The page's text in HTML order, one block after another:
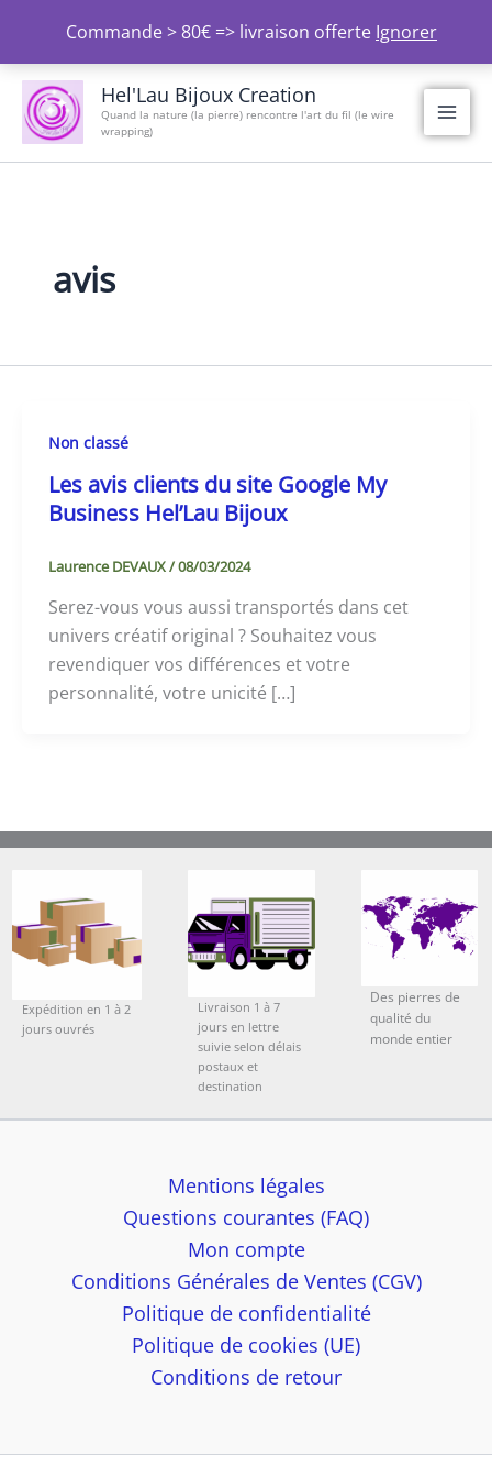
Commande > 80€ => livraison offerte Ignorer
contenu
Hel'Lau Bijoux Creation
Quand la nature (la pierre) rencontre l'art du fil (le wire
wrapping)
avis
Non classé
Les avis clients du site Google My
Business Hel’Lau Bijoux
Laurence DEVAUX/08/03/2024
Serez-vous vous aussi transportés dans cet
univers créatif original ? Souhaitez vous
revendiquer vos différences et votre
personnalité, votre unicité […]
Expédition en 1 à 2
jours ouvrés
Livraison 1 à 7
jours en lettre
suivie selon délais
postaux et
destination
Des pierres de
qualité du
monde entier
Mentions légales
Questions courantes (FAQ)
Mon compte
Conditions Générales de Ventes (CGV)
Politique de confidentialité
Politique de cookies (UE)
Conditions de retour